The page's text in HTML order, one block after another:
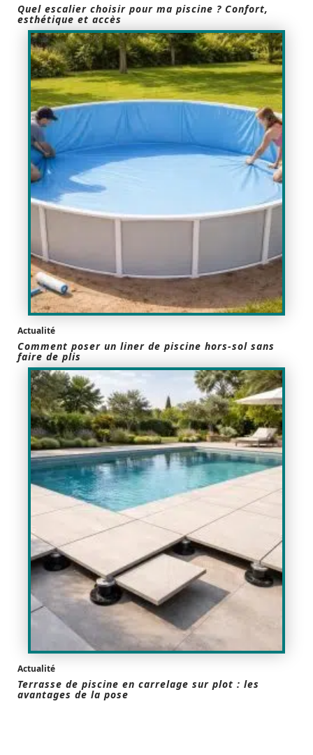
Quel escalier choisir pour ma piscine ? Confort,
esthétique et accès
Actualité
Comment poser un liner de piscine hors-sol sans
faire de plis
Actualité
Terrasse de piscine en carrelage sur plot : les
avantages de la pose